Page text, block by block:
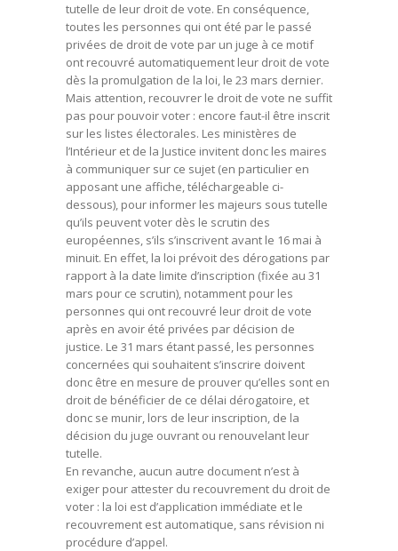
tutelle de leur droit de vote. En conséquence,
toutes les personnes qui ont été par le passé
privées de droit de vote par un juge à ce motif
ont recouvré automatiquement leur droit de vote
dès la promulgation de la loi, le 23 mars dernier.
Mais attention, recouvrer le droit de vote ne suffit
pas pour pouvoir voter : encore faut-il être inscrit
sur les listes électorales. Les ministères de
l’Intérieur et de la Justice invitent donc les maires
à communiquer sur ce sujet (en particulier en
apposant une affiche, téléchargeable ci-
dessous), pour informer les majeurs sous tutelle
qu’ils peuvent voter dès le scrutin des
européennes, s’ils s’inscrivent avant le 16 mai à
minuit. En effet, la loi prévoit des dérogations par
rapport à la date limite d’inscription (fixée au 31
mars pour ce scrutin), notamment pour les
personnes qui ont recouvré leur droit de vote
après en avoir été privées par décision de
justice. Le 31 mars étant passé, les personnes
concernées qui souhaitent s’inscrire doivent
donc être en mesure de prouver qu’elles sont en
droit de bénéficier de ce délai dérogatoire, et
donc se munir, lors de leur inscription, de la
décision du juge ouvrant ou renouvelant leur
tutelle.
En revanche, aucun autre document n’est à
exiger pour attester du recouvrement du droit de
voter : la loi est d’application immédiate et le
recouvrement est automatique, sans révision ni
procédure d’appel.